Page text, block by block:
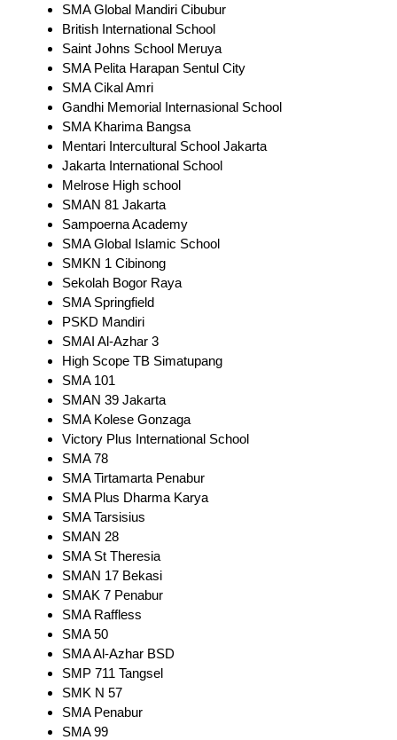
SMA Global Mandiri Cibubur
British International School
Saint Johns School Meruya
SMA Pelita Harapan Sentul City
SMA Cikal Amri
Gandhi Memorial Internasional School
SMA Kharima Bangsa
Mentari Intercultural School Jakarta
Jakarta International School
Melrose High school
SMAN 81 Jakarta
Sampoerna Academy
SMA Global Islamic School
SMKN 1 Cibinong
Sekolah Bogor Raya
SMA Springfield
PSKD Mandiri
SMAI Al-Azhar 3
High Scope TB Simatupang
SMA 101
SMAN 39 Jakarta
SMA Kolese Gonzaga
Victory Plus International School
SMA 78
SMA Tirtamarta Penabur
SMA Plus Dharma Karya
SMA Tarsisius
SMAN 28
SMA St Theresia
SMAN 17 Bekasi
SMAK 7 Penabur
SMA Raffless
SMA 50
SMA Al-Azhar BSD
SMP 711 Tangsel
SMK N 57
SMA Penabur
SMA 99